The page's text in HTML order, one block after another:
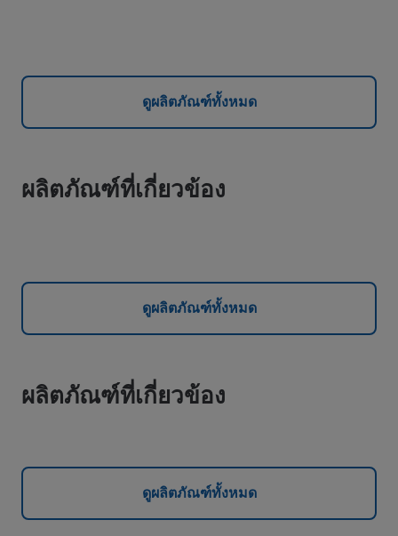
ดูผลิตภัณฑ์ทั้งหมด
ผลิตภัณฑ์ที่เกี่ยวข้อง
ดูผลิตภัณฑ์ทั้งหมด
ผลิตภัณฑ์ที่เกี่ยวข้อง
ดูผลิตภัณฑ์ทั้งหมด